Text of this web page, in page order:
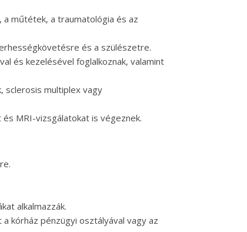
műtétek, a traumatológia és az
és a szülészetre.
és kezelésével foglalkoznak, valamint
sclerosis multiplex vagy
MRI-vizsgálatokat is végeznek.
alkalmazzák.
kórház pénzügyi osztályával vagy az